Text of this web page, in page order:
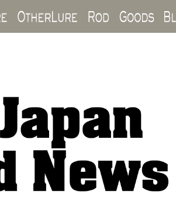
Soft Lure Other Lure
Rod